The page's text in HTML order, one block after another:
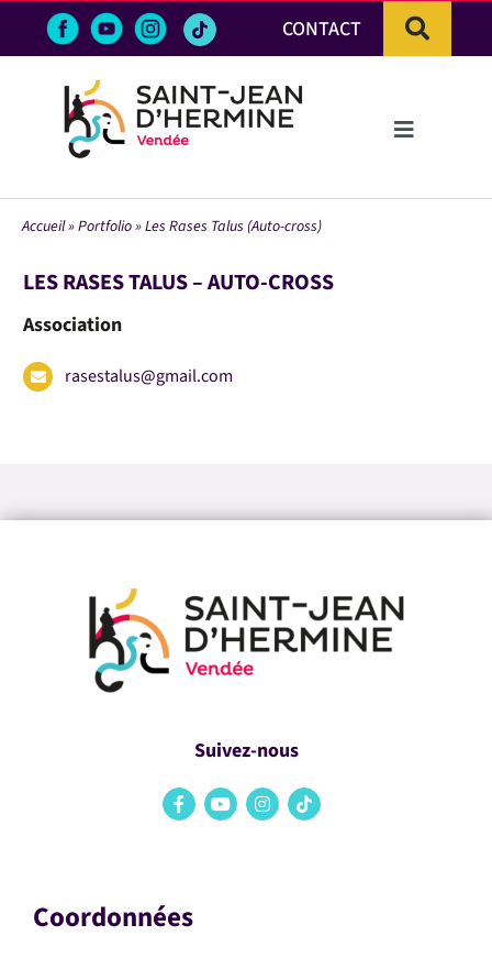
Passer
CONTACT
Toggle
VIE ÉCONOMIQUE
Accueil»Portfolio»Les Rases Talus (Auto-cross)
LES RASES TALUS – AUTO-CROSS
Association
rasestalus@gmail.com
Suivez-nous
Coordonnées